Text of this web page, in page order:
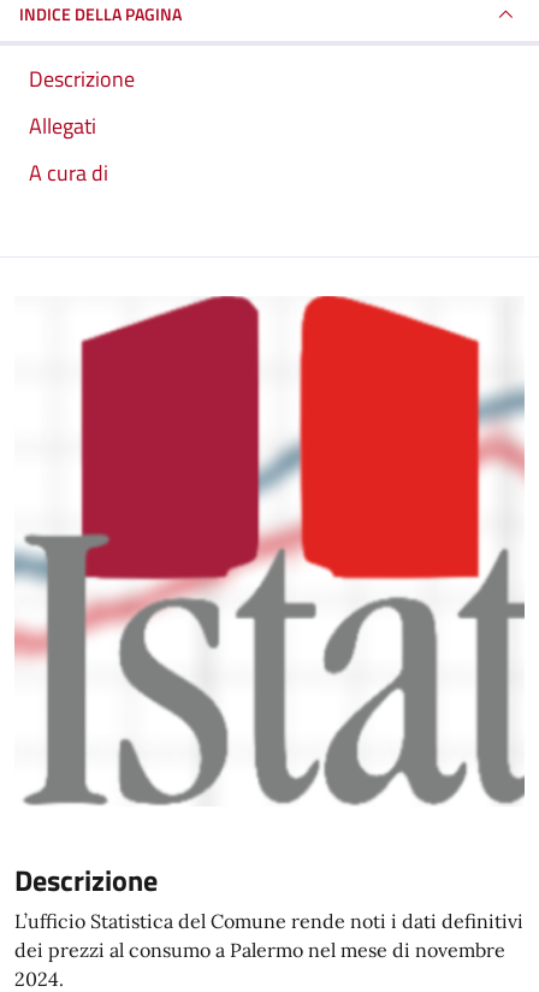
INDICE DELLA PAGINA
Descrizione
Allegati
A cura di
Descrizione
L’ufficio Statistica del Comune rende noti i dati definitivi
dei prezzi al consumo a Palermo nel mese di novembre
2024.